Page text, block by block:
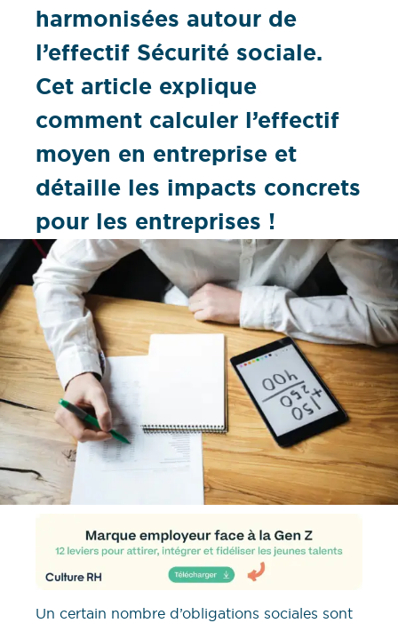
harmonisées autour de
l’effectif Sécurité sociale.
Cet article explique
comment calculer l’effectif
moyen en entreprise et
détaille les impacts concrets
pour les entreprises !
Un certain nombre d’obligations sociales sont